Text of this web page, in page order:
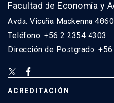
Facultad de Economía y
Avda. Vicuña Mackenna
Teléfono: +56 2 2354 4303
Dirección de Postgrado:
ACREDITACIÓN